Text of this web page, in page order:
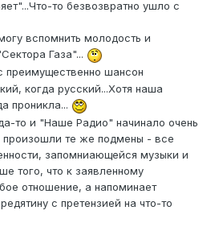
то безвозвратно ушло с
вспомнить молодость и
Газа"...
преимущественно шансон
когда русский...Хотя наша
проникла...
то и "Наше Радио" начинало очень
те же подмены - все
запомниающейся музыки и
того, что к заявленному
отношение, а напоминает
с претензией на что-то